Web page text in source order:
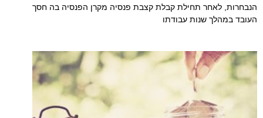
הנבחרות, לאחר תחילת קבלת קצבת פנסיה מקרן הפנסיה בה חסך
העובד במהלך שנות עבודתו